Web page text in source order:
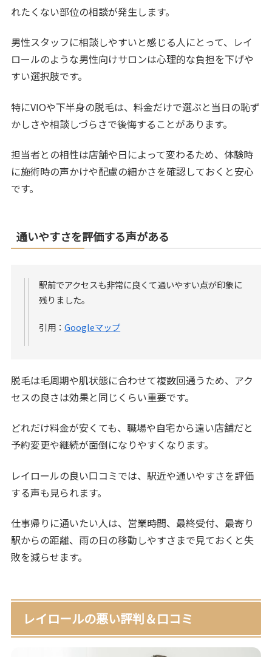
れたくない部位の相談が発生します。
男性スタッフに相談しやすいと感じる人にとって、レイ
ロールのような男性向けサロンは心理的な負担を下げや
すい選択肢です。
特にVIOや下半身の脱毛は、料金だけで選ぶと当日の恥ず
かしさや相談しづらさで後悔することがあります。
担当者との相性は店舗や日によって変わるため、体験時
に施術時の声かけや配慮の細かさを確認しておくと安心
です。
通いやすさを評価する声がある
駅前でアクセスも非常に良くて通いやすい点が印象に
残りました。
引用：Googleマップ
脱毛は毛周期や肌状態に合わせて複数回通うため、アク
セスの良さは効果と同じくらい重要です。
どれだけ料金が安くても、職場や自宅から遠い店舗だと
予約変更や継続が面倒になりやすくなります。
レイロールの良い口コミでは、駅近や通いやすさを評価
する声も見られます。
仕事帰りに通いたい人は、営業時間、最終受付、最寄り
駅からの距離、雨の日の移動しやすさまで見ておくと失
敗を減らせます。
レイロールの悪い評判＆口コミ